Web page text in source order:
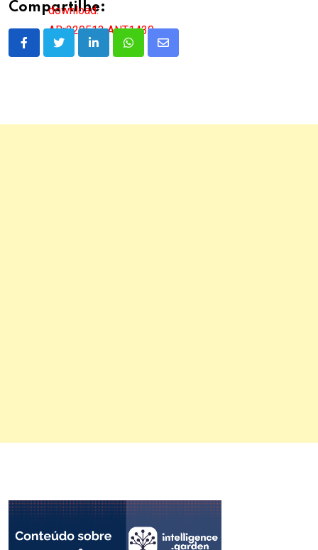
download:
ABr220513 ANT1430
Compartilhe:
LinkedInWhatsappShare